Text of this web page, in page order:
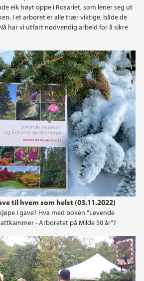
eik høyt oppe i Rosariet, som lener seg ut
I et arboret er alle trær viktige, både de
har vi utført nødvendig arbeid for å sikre
til hvem som helst (03.11.2022)
i gave? Hva med boken "Levende
- Arboretet på Milde 50 år"?